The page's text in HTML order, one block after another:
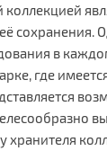
коллекцией
сохранения.
в
где
хранителя